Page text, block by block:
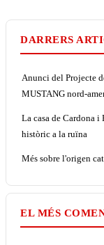
DARRERS
Anunci del Projecte
MUSTANG nord-
La casa de Cardona
històric a la ruïna
Més sobre l'origen
EL MÉS